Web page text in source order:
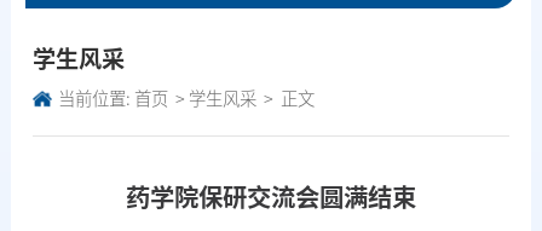
学生风采
当前位置: 首页 学生风采 正文
药学院保研交流会圆满结束